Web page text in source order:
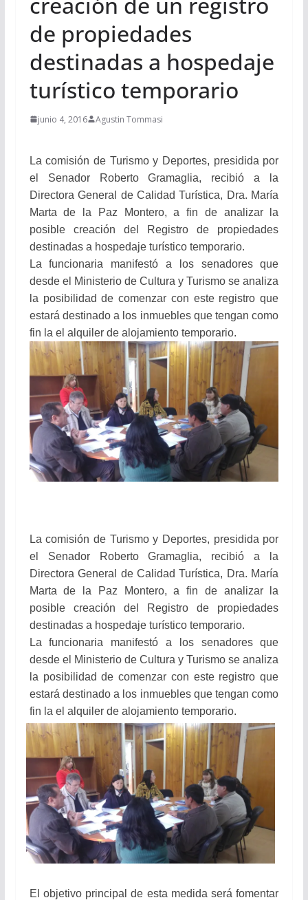
de propiedades
destinadas a hospedaje
turístico temporario
junio 4, 2016 Agustin Tommasi
La comisión de Turismo y Deportes, presidida por
el Senador Roberto Gramaglia, recibió a la
Directora General de Calidad Turística, Dra. María
Marta de la Paz Montero, a fin de analizar la
posible creación del Registro de propiedades
destinadas a hospedaje turístico temporario.
La funcionaria manifestó a los senadores que
desde el Ministerio de Cultura y Turismo se analiza
la posibilidad de comenzar con este registro que
estará destinado a los inmuebles que tengan como
fin la el alquiler de alojamiento temporario.
La comisión de Turismo y Deportes, presidida por
el Senador Roberto Gramaglia, recibió a la
Directora General de Calidad Turística, Dra. María
Marta de la Paz Montero, a fin de analizar la
posible creación del Registro de propiedades
destinadas a hospedaje turístico temporario.
La funcionaria manifestó a los senadores que
desde el Ministerio de Cultura y Turismo se analiza
la posibilidad de comenzar con este registro que
estará destinado a los inmuebles que tengan como
fin la el alquiler de alojamiento temporario.
El objetivo principal de esta medida será fomentar